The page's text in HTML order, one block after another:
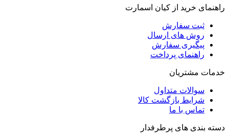
راهنمای خرید از کیان اسمارت
ثبت سفارش
روش‌ های ارسال
پیگیری سفارش
راهنمای پرداخت
خدمات مشتریان
سوالات متداول
شرایط بازگشت کالا
تماس با ما
دسته بندی های پرطرفدار